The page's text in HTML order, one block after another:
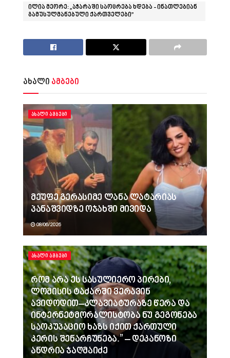
ილია მეორე: „აჭარაში საოცრება ხდება - ინათლებიან
გამუსულმანებული ქართველები”
ახალი ამბები
ᲐᲮᲐᲚᲘ ᲐᲛᲑᲔᲑᲘ
მეუფე გერასიმე ლანა ლატარიას
პანაშვიდზე ოჯახში მივიდა
08/06/2026
ᲐᲮᲐᲚᲘ ᲐᲛᲑᲔᲑᲘ
რომ არა ეს სასულიერო პირები,
ლომისის ტაძარში ვერავინ
ავიდოდით–კლავიატურაზე წერა და
ინტერნეტმორალისტობა ნუ გეგონება
საოკუპაციო ხაზს იქით ქართული
კერის შენარჩუნება.” – დეკანოზი
ანდრია ჯაღმაიძე